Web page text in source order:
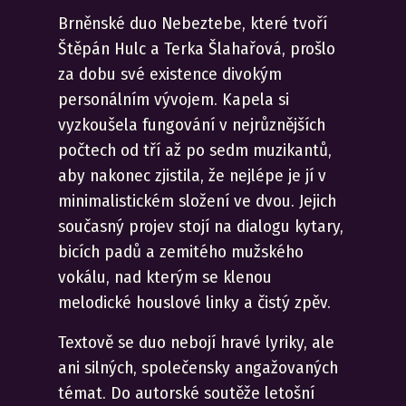
Brněnské duo Nebeztebe, které tvoří
Štěpán Hulc a Terka Šlahařová, prošlo
za dobu své existence divokým
personálním vývojem. Kapela si
vyzkoušela fungování v nejrůznějších
počtech od tří až po sedm muzikantů,
aby nakonec zjistila, že nejlépe je jí v
minimalistickém složení ve dvou. Jejich
současný projev stojí na dialogu kytary,
bicích padů a zemitého mužského
vokálu, nad kterým se klenou
melodické houslové linky a čistý zpěv.
Textově se duo nebojí hravé lyriky, ale
ani silných, společensky angažovaných
témat. Do autorské soutěže letošní